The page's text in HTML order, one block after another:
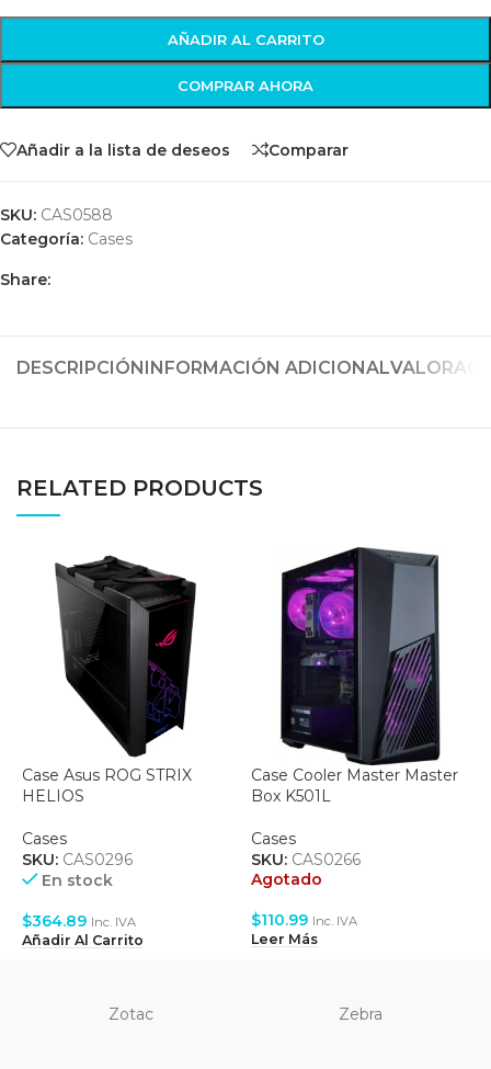
AÑADIR AL CARRITO
COMPRAR AHORA
Añadir a la lista de deseos Comparar
SKU: CAS0588
Categoría: Cases
Share:
DESCRIPCIÓN INFORMACIÓN ADICIONAL
RELATED PRODUCTS
Case Asus ROG STRIX
HELIOS
Cases
SKU: CAS0296
En stock
$364.89 Inc. IVA
Añadir Al Carrito
Case Cooler Master Master
Box K501L
Cases
SKU: CAS0266
Agotado
$110.99 Inc. IVA
Leer Más
Zotac Zebra